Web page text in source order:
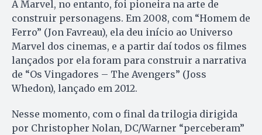
A Marvel, no entanto, foi pioneira na arte de
construir personagens. Em 2008, com “Homem de
Ferro” (Jon Favreau), ela deu início ao Universo
Marvel dos cinemas, e a partir daí todos os filmes
lançados por ela foram para construir a narrativa
de “Os Vingadores – The Avengers” (Joss
Whedon), lançado em 2012.
Nesse momento, com o final da trilogia dirigida
por Christopher Nolan, DC/Warner “perceberam”